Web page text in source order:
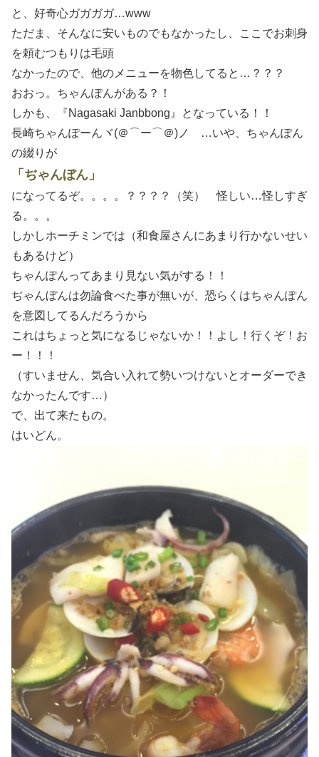
と、好奇心ガガガガ…www
ただま、そんなに安いものでもなかったし、ここでお刺身
を頼むつもりは毛頭
なかったので、他のメニューを物色してると…？？？
おおっ。ちゃんぽんがある？！
しかも、『Nagasaki Janbbong』となっている！！
長崎ちゃんぽーんヾ(＠⌒ー⌒＠)ノ …いや、ちゃんぽん
の綴りが
「ぢゃんぼん」
になってるぞ。。。。？？？？（笑） 怪しい…怪しすぎ
る。。。
しかしホーチミンでは（和食屋さんにあまり行かないせい
もあるけど）
ちゃんぽんってあまり見ない気がする！！
ぢゃんぼんは勿論食べた事が無いが、恐らくはちゃんぽん
を意図してるんだろうから
これはちょっと気になるじゃないか！！よし！行くぞ！お
ー！！！
（すいません、気合い入れて勢いつけないとオーダーでき
なかったんです…）
で、出て来たもの。
はいどん。